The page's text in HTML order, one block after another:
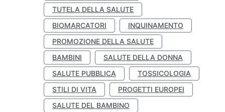
TUTELA DELLA SALUTE
BIOMARCATORI
INQUINAMENTO
PROMOZIONE DELLA SALUTE
BAMBINI
SALUTE DELLA DONNA
SALUTE PUBBLICA
TOSSICOLOGIA
STILI DI VITA
PROGETTI EUROPEI
SALUTE DEL BAMBINO